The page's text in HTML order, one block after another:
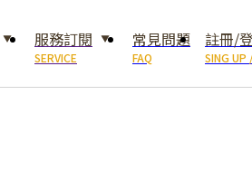
服務訂閱
SERVICE
常見問題
FAQ
註冊/
SING UP